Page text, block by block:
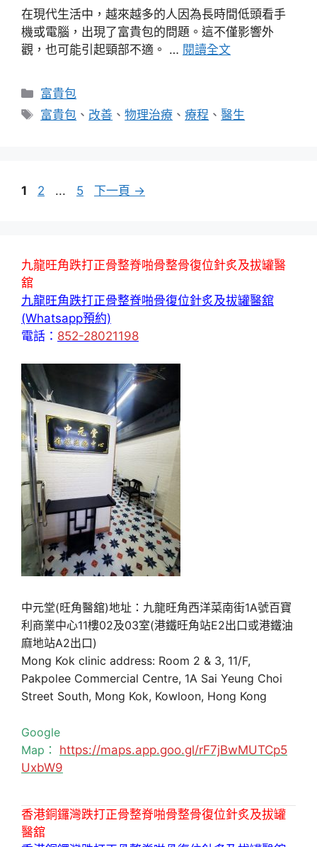
在現代生活中，越來越多的人因為長時間低頭看手
機或電腦，出現了富貴包的問題。這不僅影響外
觀，也可能引起頸部不適。 … 閱讀全文
分
類
富貴包
標
富貴包 、 改善 、物理治療 、療程 、醫生
頁
1
頁
2 ...
頁
5 下一頁 →
九龍旺角跌打正骨整脊啪骨整骨復位針炙及拔罐醫
舘
九龍旺角跌打正骨整脊啪骨復位針炙及拔罐醫舘
(Whatsapp預約)
電話： 852-28021198
中元堂(旺角醫舘)地址：九龍旺角西洋菜南街1A號百寶
利商業中心11樓02及03室(港鐵旺角站E2出口或港鐵油
麻地站A2出口)
Mong Kok clinic address: Room 2 & 3, 11/F,
Pakpolee Commercial Centre, 1A Sai Yeung Choi
Street South, Mong Kok, Kowloon, Hong Kong
Google
Map： https://maps.app.goo.gl/rF7jBwMUTCp5
UxbW9
香港銅鑼灣跌打正骨整脊啪骨整骨復位針炙及拔罐
醫舘